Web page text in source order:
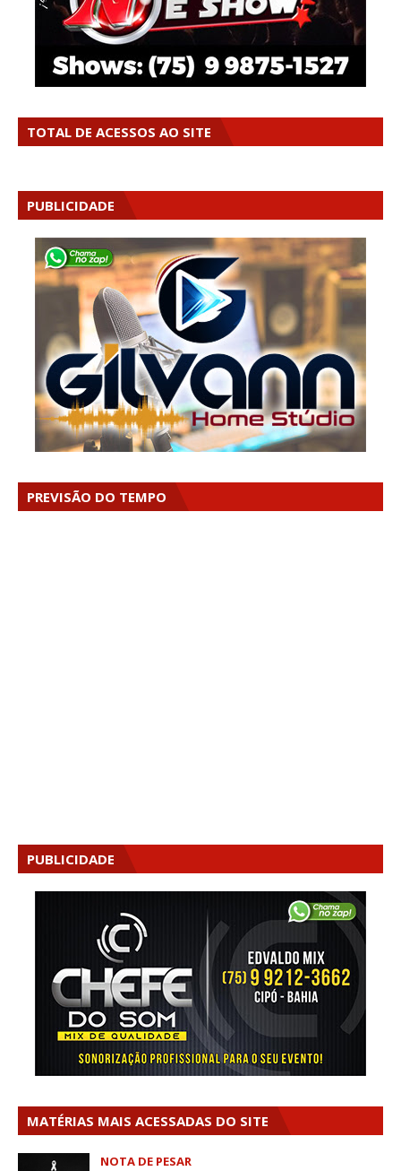
TOTAL DE ACESSOS AO SITE
PUBLICIDADE
PREVISÃO DO TEMPO
PUBLICIDADE
MATÉRIAS MAIS ACESSADAS DO SITE
NOTA DE PESAR